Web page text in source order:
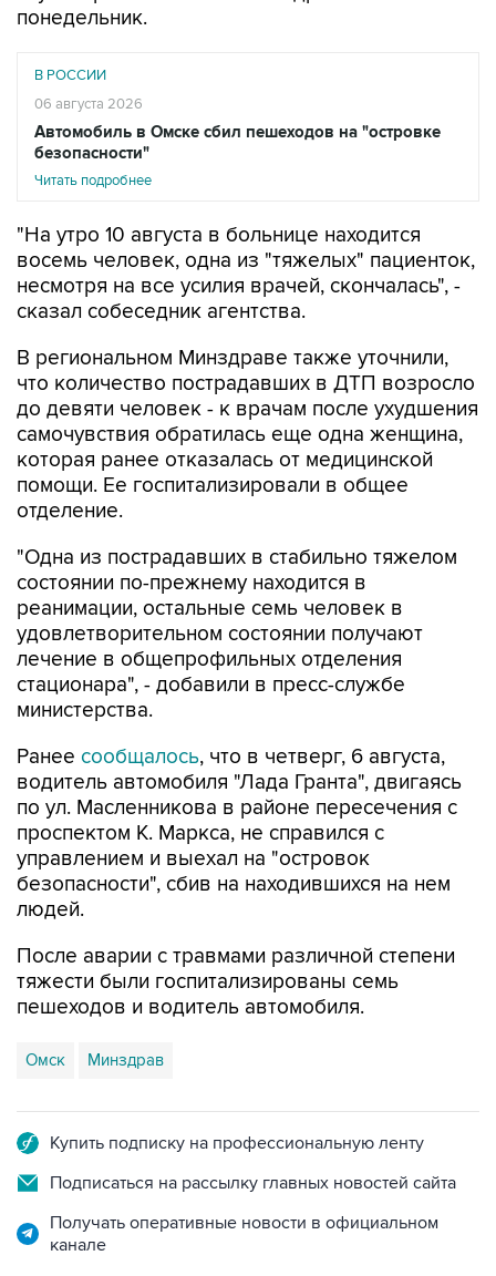
В РОССИИ
Автомобиль в Омске сбил пешеходов на "островке
безопасности"
Читать подробнее
"На утро 10 августа в больнице находится
несмотря на все усилия врачей, скончалась", -
сказал собеседник агентства.
В региональном Минздраве также уточнили,
до девяти человек - к врачам после ухудшения
самочувствия обратилась еще одна женщина,
которая ранее отказалась от медицинской
помощи. Ее госпитализировали в общее
отделение.
"Одна из пострадавших в стабильно тяжелом
реанимации, остальные семь человек в
удовлетворительном состоянии получают
лечение в общепрофильных отделения
стационара", - добавили в пресс-службе
министерства.
Ранеесообщалось
по ул. Масленникова в районе пересечения с
проспектом К. Маркса, не справился с
управлением и выехал на "островок
безопасности", сбив на находившихся на нем
людей.
После аварии с травмами различной степени
пешеходов и водитель автомобиля.
Омск Минздрав
Подписаться на рассылку главных новостей сайта
Получать оперативные новости в официальном